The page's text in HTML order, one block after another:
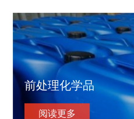
前处理化学品
阅读更多